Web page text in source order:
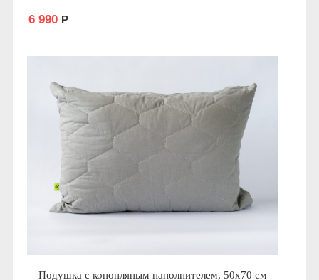
6 990 Р
Подушка с конопляным наполнителем, 50х70 см